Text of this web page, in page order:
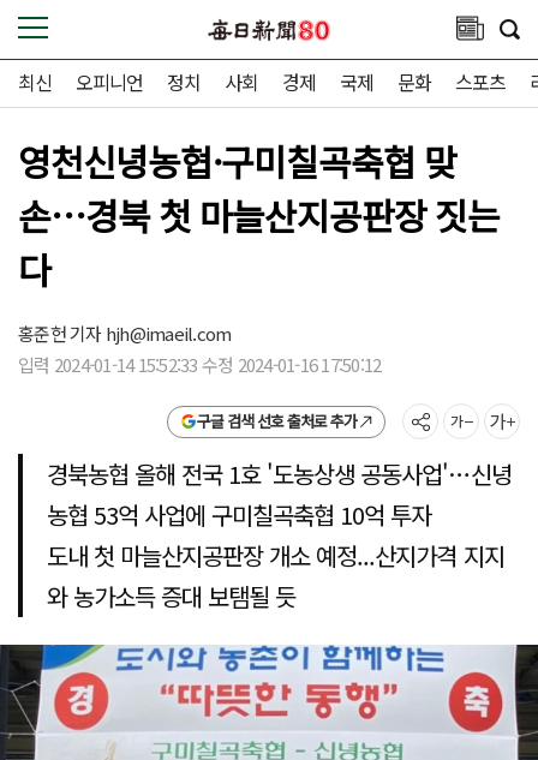
최신 오피니언 정치 사회 경제 국제 문화 스포츠
영천신녕농협·구미칠곡축협 맞
손…경북 첫 마늘산지공판장 짓는
다
홍준헌 기자hjh@imaeil.com
입력 2024-01-14 15:52:33 수정 2024-01-16 17:50:12
구글 검색 선호 출처로 추가
경북농협 올해 전국 1호 '도농상생 공동사업'…신녕
농협 53억 사업에 구미칠곡축협 10억 투자
도내 첫 마늘산지공판장 개소 예정...산지가격 지지
와 농가소득 증대 보탬될 듯